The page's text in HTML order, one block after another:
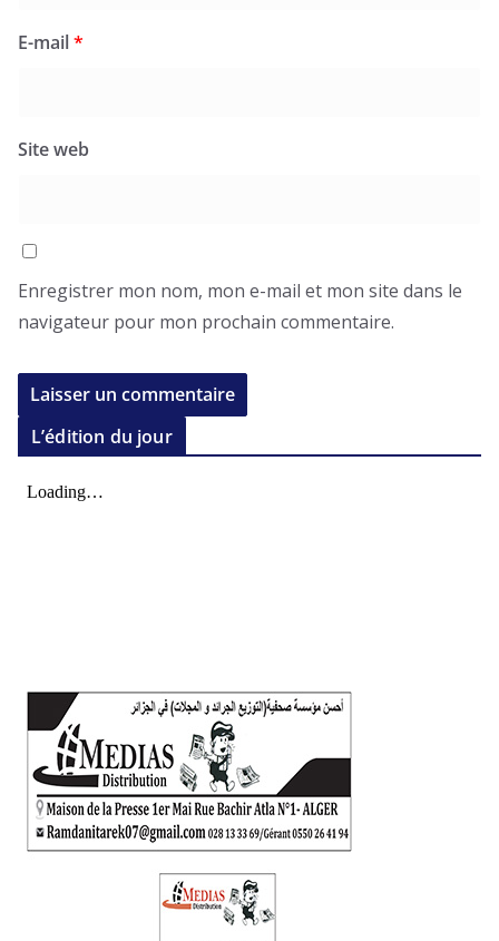
E-mail*
Site web
Enregistrer mon nom, mon e-mail et mon site dans le
navigateur pour mon prochain commentaire.
L’édition du jour